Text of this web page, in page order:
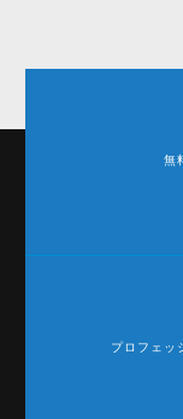
無
プロフェッ